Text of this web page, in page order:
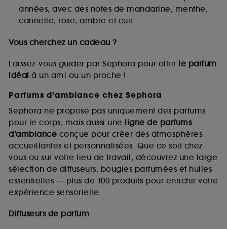
années, avec des notes de mandarine, menthe,
cannelle, rose, ambre et cuir.
Vous cherchez un cadeau ?
Laissez-vous guider par Sephora pour offrir le parfum
idéal à un ami ou un proche !
Parfums d’ambiance chez Sephora
Sephora ne propose pas uniquement des parfums
pour le corps, mais aussi une ligne de parfums
d’ambiance conçue pour créer des atmosphères
accueillantes et personnalisées. Que ce soit chez
vous ou sur votre lieu de travail, découvrez une large
sélection de diffuseurs, bougies parfumées et huiles
essentielles — plus de 100 produits pour enrichir votre
expérience sensorielle.
Diffuseurs de parfum
fréquentation et de navigation sur notre site afin
d’en améliorer la performance.
ils nous permettent de lutter notamment contre les
usurpations d’identité.
Cookies fonctionnels :
permettant l’affichage et/ou la fourniture de
certaines fonctionnalités du site, tel que les
cookies d’authentification qui sont utilisés afin de
vous faire bénéficier de l’authentification
prolongée vous permettant d’accéder à votre
compte lors de votre prochaine visite sur le site
sans saisir à nouveau votre identifiant et mot de
passe.
A l'exception des cookies techniques, le dépôt et la
pouvez personnaliser vos choix concernant le dépôt